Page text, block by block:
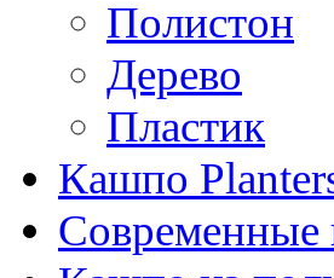
Полистон
Дерево
Пластик
Кашпо
Современные